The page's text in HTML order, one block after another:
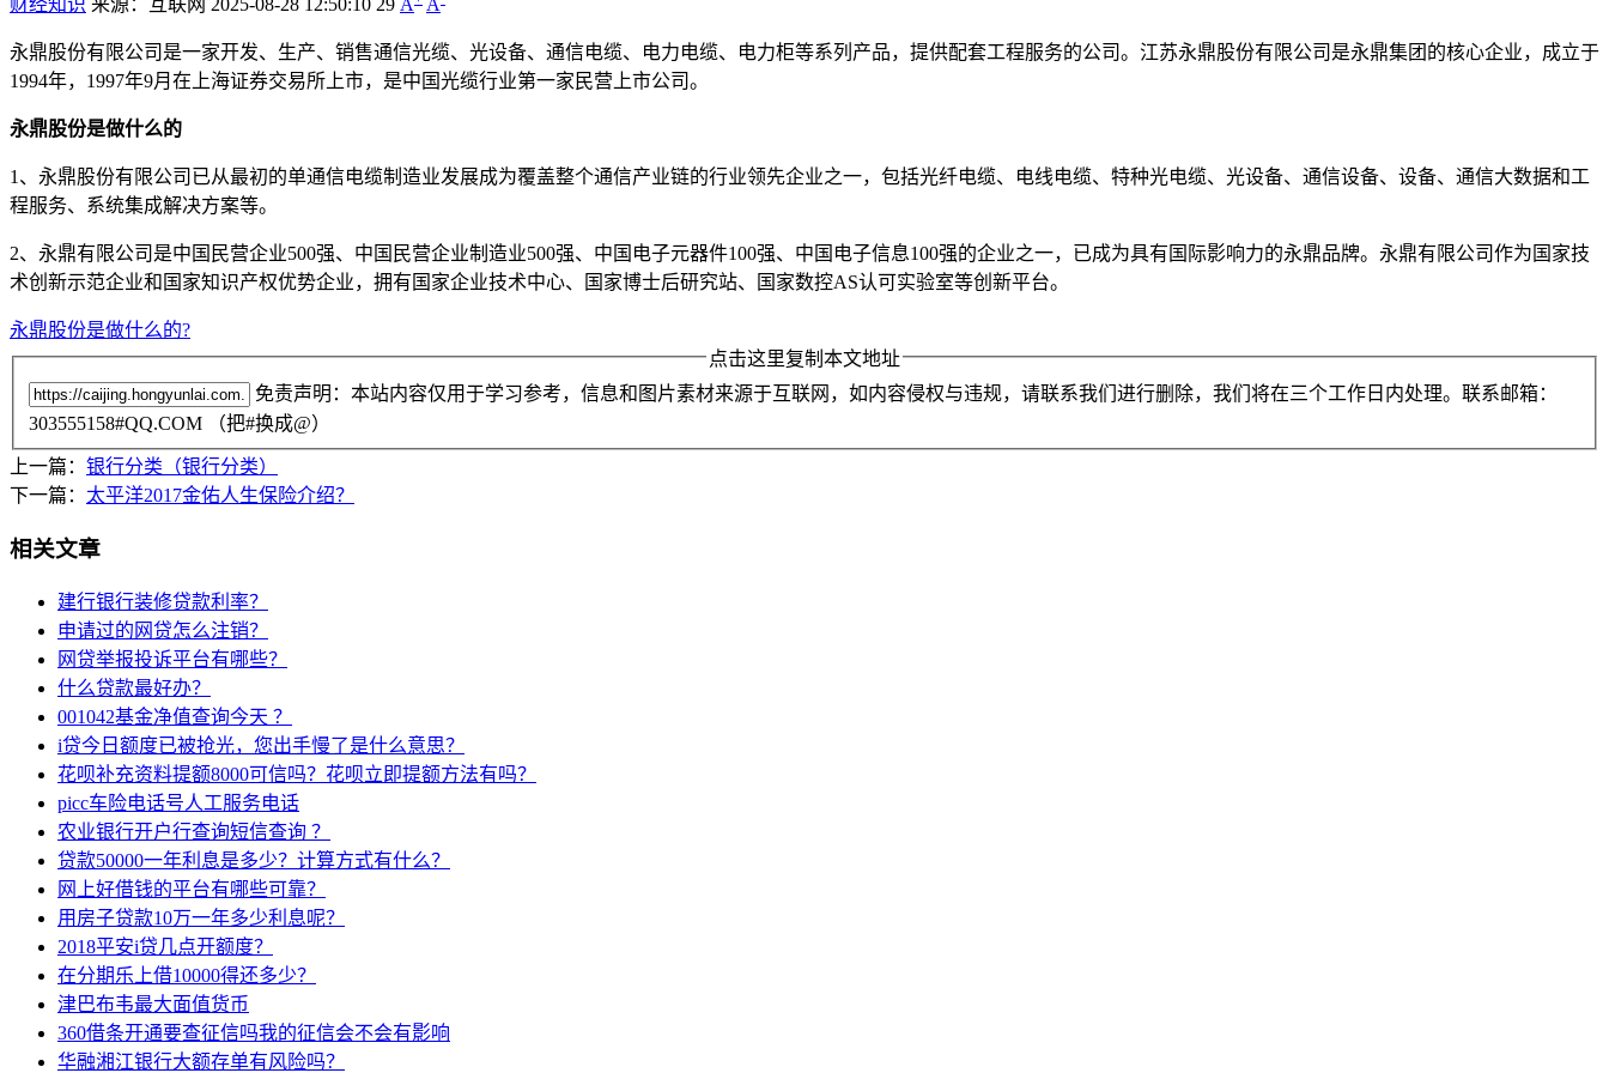
永鼎股份有限公司是一家开发、生产、销售通信光缆、光设备、通信电缆、电力电缆、电力柜等系列产品，提供配套工程服务的公司。江苏永鼎股份有限公司是永鼎集团的核心企业，成立于
1994年，1997年9月在上海证券交易所上市，是中国光缆行业第一家民营上市公司。
永鼎股份是做什么的
1、永鼎股份有限公司已从最初的单通信电缆制造业发展成为覆盖整个通信产业链的行业领先企业之一，包括光纤电缆、电线电缆、特种光电缆、光设备、通信设备、设备、通信大数据和工
程服务、系统集成解决方案等。
2、永鼎有限公司是中国民营企业500强、中国民营企业制造业500强、中国电子元器件100强、中国电子信息100强的企业之一，已成为具有国际影响力的永鼎品牌。永鼎有限公司作为国家技
术创新示范企业和国家知识产权优势企业，拥有国家企业技术中心、国家博士后研究站、国家数控AS认可实验室等创新平台。
永鼎股份是做什么的?
点击这里复制本文地址
免责声明：本站内容仅用于学习参考，信息和图片素材来源于互联网，如内容侵权与违规，请联系我们进行删除，我们将在三个工作日内处理。联系邮箱：
303555158#QQ.COM （把#换成@）
上一篇： 银行分类（银行分类）
下一篇： 太平洋2017金佑人生保险介绍？
相关文章
建行银行装修贷款利率？
申请过的网贷怎么注销？
网贷举报投诉平台有哪些？
什么贷款最好办？
001042基金净值查询今天 ？
i贷今日额度已被抢光，您出手慢了是什么意思？
花呗补充资料提额8000可信吗？花呗立即提额方法有吗？
picc车险电话号人工服务电话
农业银行开户行查询短信查询 ？
贷款50000一年利息是多少？计算方式有什么？
网上好借钱的平台有哪些可靠？
用房子贷款10万一年多少利息呢？
2018平安i贷几点开额度？
在分期乐上借10000得还多少？
津巴布韦最大面值货币
360借条开通要查征信吗我的征信会不会有影响
华融湘江银行大额存单有风险吗？